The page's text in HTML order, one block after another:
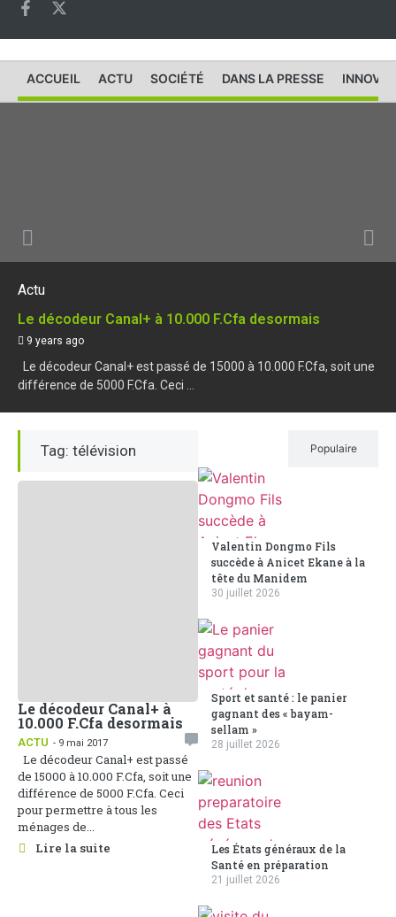
ACCUEIL ACTU SOCIÉTÉ DANS LA PRESSE
Actu
Le décodeur Canal+ à 10.000 F.Cfa desormais
9 years ago
Le décodeur Canal+ est passé de 15000 à 10.000 F.Cfa, soit une
différence de 5000 F.Cfa. Ceci ...
Tag: télévision
Le décodeur Canal+ à
10.000 F.Cfa desormais
ACTU - 9 mai 2017
Le décodeur Canal+ est passé
de 15000 à 10.000 F.Cfa, soit une
différence de 5000 F.Cfa. Ceci
pour permettre à tous les
ménages de...
Lire la suite
Populaire
Valentin Dongmo Fils
succède à Anicet Ekane à la
tête du Manidem
30 juillet 2026
Sport et santé : le panier
gagnant des « bayam-
sellam »
28 juillet 2026
Les États généraux de la
Santé en préparation
21 juillet 2026